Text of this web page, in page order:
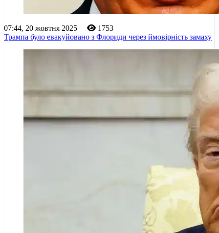
07:44, 20 жовтня 2025
1753
Трампа було евакуйовано з Флориди через ймовірність замаху